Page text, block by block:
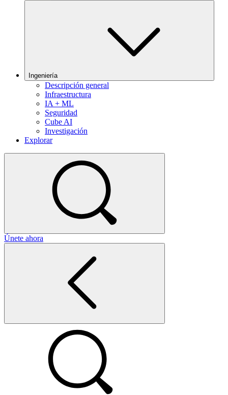
Ingeniería
Descripción general
Infraestructura
IA + ML
Seguridad
Cube AI
Investigación
Explorar
Únete ahora